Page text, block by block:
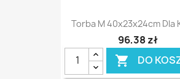
Torba M 40x23x24cm Dla
96,38 zł
 DO